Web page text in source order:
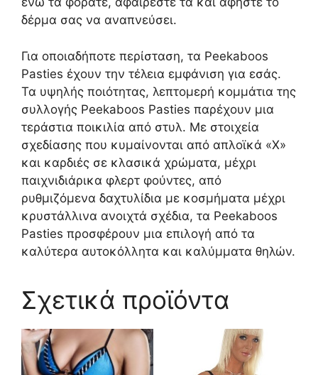
δέρμα σας να αναπνεύσει.
Για οποιαδήποτε περίσταση, τα Peekaboos
Pasties έχουν την τέλεια εμφάνιση για εσάς.
Τα υψηλής ποιότητας, λεπτομερή κομμάτια της
συλλογής Peekaboos Pasties παρέχουν μια
τεράστια ποικιλία από στυλ. Με στοιχεία
σχεδίασης που κυμαίνονται από απλοϊκά «X»
και καρδιές σε κλασικά χρώματα, μέχρι
παιχνιδιάρικα φλερτ φούντες, από
ρυθμιζόμενα δαχτυλίδια με κοσμήματα μέχρι
κρυστάλλινα ανοιχτά σχέδια, τα Peekaboos
Pasties προσφέρουν μια επιλογή από τα
καλύτερα αυτοκόλλητα και καλύμματα θηλών.
Σχετικά προϊόντα